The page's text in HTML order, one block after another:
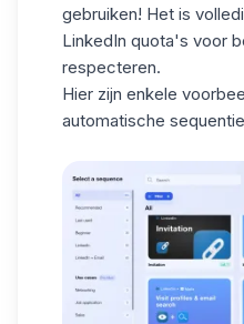
gebruiken! Het is
LinkedIn quota's voor
respecteren.
Hier zijn enkele
automatische